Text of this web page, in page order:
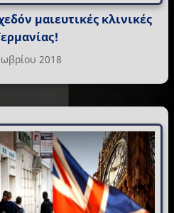
μαιευτικές κλινικές
2018